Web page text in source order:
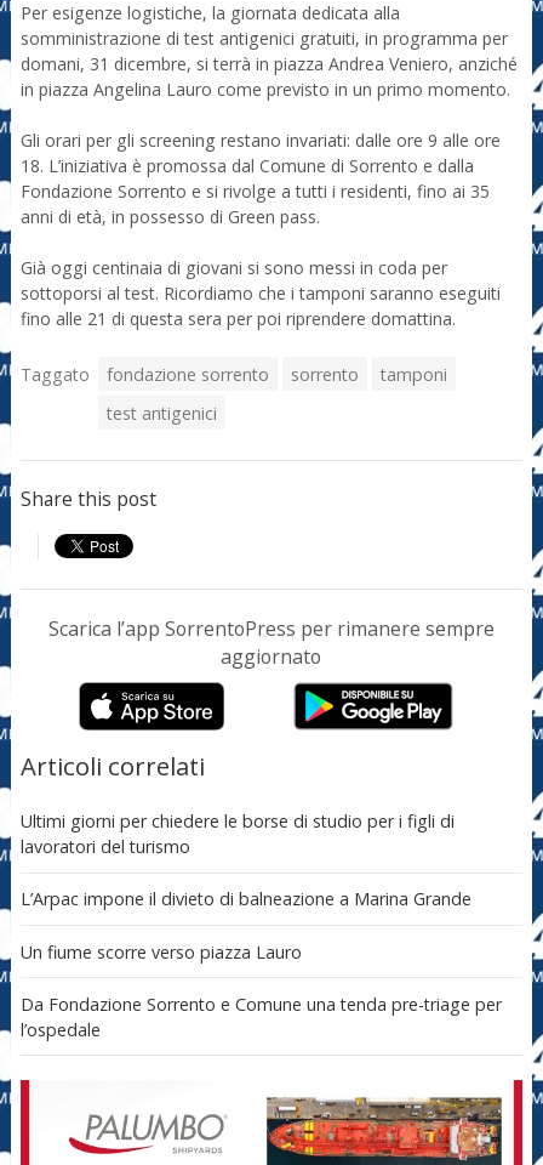
Per esigenze logistiche, la giornata dedicata alla
somministrazione di test antigenici gratuiti, in programma per
domani, 31 dicembre, si terrà in piazza Andrea Veniero, anziché
in piazza Angelina Lauro come previsto in un primo momento.
Gli orari per gli screening restano invariati: dalle ore 9 alle ore
18. L’iniziativa è promossa dal Comune di Sorrento e dalla
Fondazione Sorrento e si rivolge a tutti i residenti, fino ai 35
anni di età, in possesso di Green pass.
Già oggi centinaia di giovani si sono messi in coda per
sottoporsi al test. Ricordiamo che i tamponi saranno eseguiti
fino alle 21 di questa sera per poi riprendere domattina.
Taggato fondazione sorrento sorrento
tamponi
test antigenici
Share this post
Scarica l’app SorrentoPress per rimanere sempre
aggiornato
Articoli correlati
Ultimi giorni per chiedere le borse di studio per i figli di
lavoratori del turismo
L’Arpac impone il divieto di balneazione a Marina Grande
Un fiume scorre verso piazza Lauro
Da Fondazione Sorrento e Comune una tenda pre-triage per
l’ospedale